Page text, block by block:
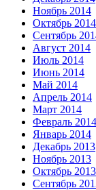
Ноябрь 2014
Октябрь 2014
Сентябрь
Август 2014
Июль 2014
Июнь 2014
Май 2014
Апрель 2014
Март 2014
Февраль 2014
Январь 2014
Декабрь 2013
Ноябрь 2013
Октябрь 2013
Сентябрь